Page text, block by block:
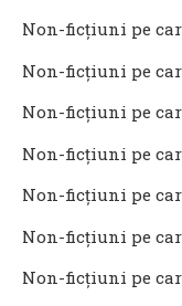
Non-ficţiuni pe
Non-ficţiuni pe
Non-ficţiuni pe
Non-ficţiuni pe
Non-ficţiuni pe
Non-ficţiuni pe
Non-ficțiuni pe